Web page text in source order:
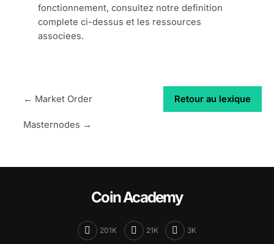
fonctionnement, consultez notre definition
complete ci-dessus et les ressources
associees.
← Market Order Retour au lexique
Masternodes →
Coin Academy
201K 21K 3K